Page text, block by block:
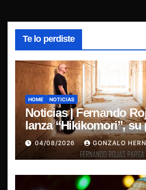
Te lo perdiste
HOME NOTICIAS
Noticias | Fernando
lanza “Hikikomori”, su
disco solista
04/08/2026 GONZALO